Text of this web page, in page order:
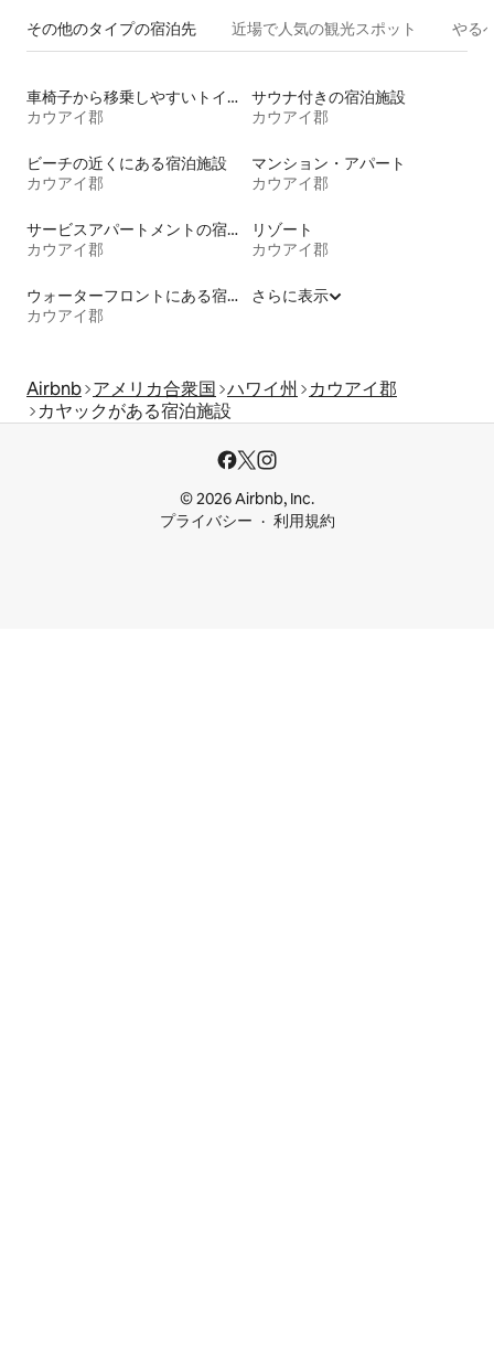
その他のタ⁠イ⁠プ⁠の宿⁠泊⁠先 近場で人気の観光スポット やる
車椅子から移乗しやすいトイレ付きの宿泊施設
カウアイ郡
サウナ付きの宿泊施設
カウアイ郡
ビーチの近くにある宿泊施設
カウアイ郡
マンション・アパート
カウアイ郡
サービスアパートメントの宿泊施設
カウアイ郡
リゾート
カウアイ郡
ウォーターフロントにある宿泊施設
カウアイ郡
さらに表示
Airbnb アメリカ合衆国 ハワイ州
カウアイ郡
カヤックがある宿泊施設
© 2026 Airbnb, Inc.
プライバシー
利用規約